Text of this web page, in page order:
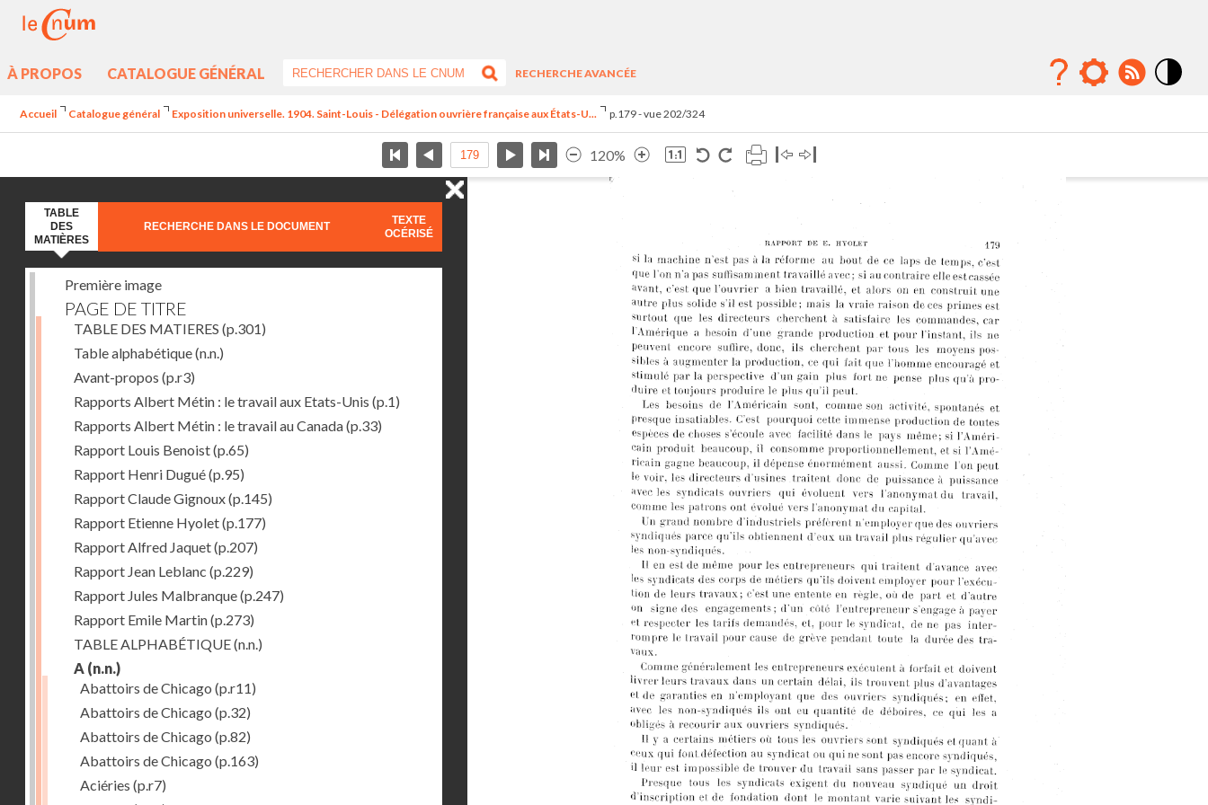
À PROPOS CATALOGUE GÉNÉRAL
RECHERCHE AVANCÉE
Accueil Catalogue général Exposition universelle. 1904. Saint-Louis - Délégation ouvrière française aux États-U... p.179 - vue 202/324
120%
TABLE
DES
MATIÈRES
RECHERCHE DANS LE DOCUMENT
TEXTE
OCÉRISÉ
Première image
PAGE DE TITRE
TABLE DES MATIERES (p.301)
Table alphabétique(n.n.)
Avant-propos (p.r3)
Rapports Albert Métin : le travail aux Etats-Unis (p.1)
Rapports Albert Métin : le travail au Canada(p.33)
Rapport Louis Benoist(p.65)
Rapport Henri Dugué(p.95)
Rapport Claude Gignoux(p.145)
Rapport Etienne Hyolet(p.177)
Rapport Alfred Jaquet(p.207)
Rapport Jean Leblanc (p.229)
Rapport Jules Malbranque(p.247)
Rapport Emile Martin(p.273)
TABLE ALPHABÉTIQUE(n.n.)
A (n.n.)
Abattoirs de Chicago (p.r11)
Abattoirs de Chicago (p.32)
Abattoirs de Chicago (p.82)
Abattoirs de Chicago (p.163)
Aciéries (p.r7)